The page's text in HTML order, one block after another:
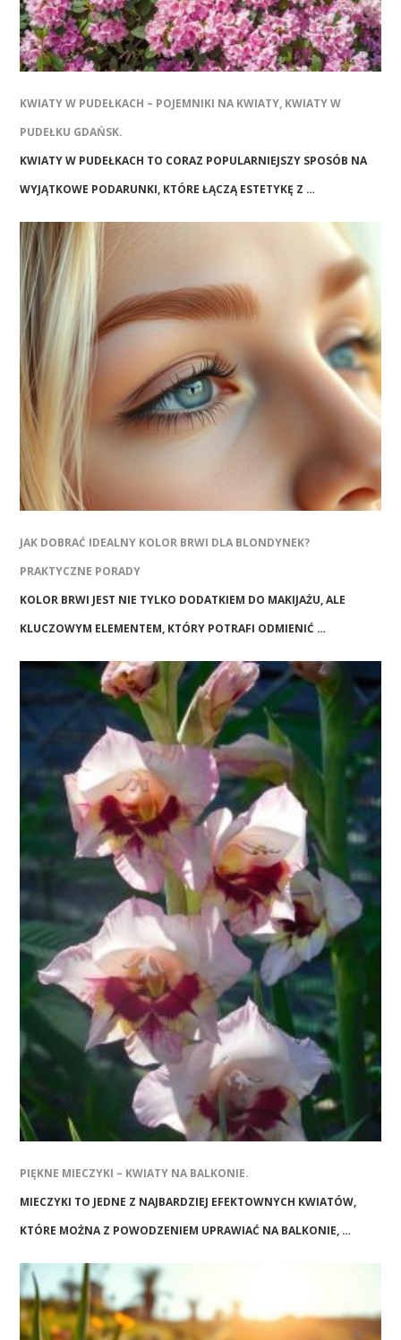
KWIATY W PUDEŁKACH – POJEMNIKI NA KWIATY, KWIATY W
PUDEŁKU GDAŃSK.
KWIATY W PUDEŁKACH TO CORAZ POPULARNIEJSZY SPOSÓB NA
WYJĄTKOWE PODARUNKI, KTÓRE ŁĄCZĄ ESTETYKĘ Z …
JAK DOBRAĆ IDEALNY KOLOR BRWI DLA BLONDYNEK?
PRAKTYCZNE PORADY
KOLOR BRWI JEST NIE TYLKO DODATKIEM DO MAKIJAŻU, ALE
KLUCZOWYM ELEMENTEM, KTÓRY POTRAFI ODMIENIĆ …
PIĘKNE MIECZYKI – KWIATY NA BALKONIE.
MIECZYKI TO JEDNE Z NAJBARDZIEJ EFEKTOWNYCH KWIATÓW,
KTÓRE MOŻNA Z POWODZENIEM UPRAWIAĆ NA BALKONIE, …